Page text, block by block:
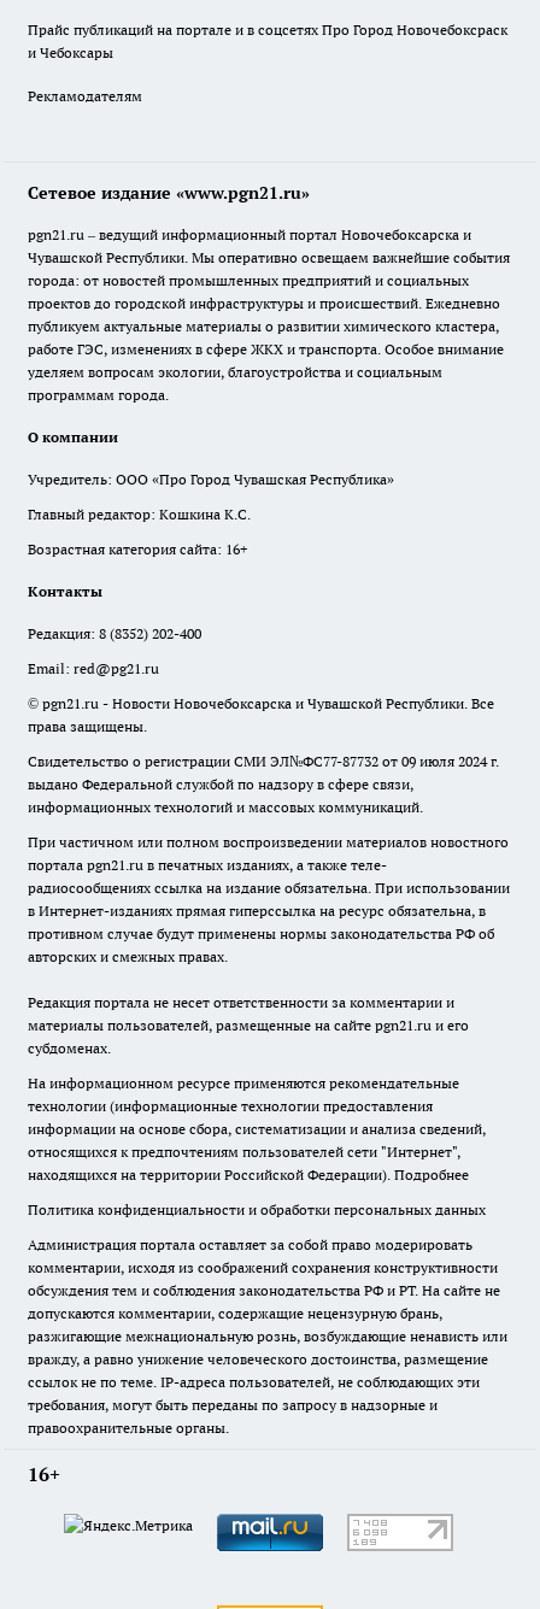
Прайс публикаций на портале и в соцсетях Про Город Новочебоксраск
и Чебоксары
Рекламодателям
Сетевое издание «www.pgn21.ru»
pgn21.ru – ведущий информационный портал Новочебоксарска и
Чувашской Республики. Мы оперативно освещаем важнейшие события
города: от новостей промышленных предприятий и социальных
проектов до городской инфраструктуры и происшествий. Ежедневно
публикуем актуальные материалы о развитии химического кластера,
работе ГЭС, изменениях в сфере ЖКХ и транспорта. Особое внимание
уделяем вопросам экологии, благоустройства и социальным
программам города.
О компании
Учредитель: ООО «Про Город Чувашская Республика»
Главный редактор: Кошкина К.С.
Возрастная категория сайта: 16+
Контакты
Редакция: 8 (8352) 202-400
Email: red@pg21.ru
© pgn21.ru - Новости Новочебоксарска и Чувашской Республики. Все
права защищены.
Свидетельство о регистрации СМИ ЭЛ№ФС77-87732 от 09 июля 2024 г.
выдано Федеральной службой по надзору в сфере связи,
информационных технологий и массовых коммуникаций.
При частичном или полном воспроизведении материалов новостного
портала pgn21.ru в печатных изданиях, а также теле-
радиосообщениях ссылка на издание обязательна. При использовании
в Интернет-изданиях прямая гиперссылка на ресурс обязательна, в
противном случае будут применены нормы законодательства РФ об
авторских и смежных правах.
Редакция портала не несет ответственности за комментарии и
материалы пользователей, размещенные на сайте pgn21.ru и его
субдоменах.
На информационном ресурсе применяются рекомендательные
технологии (информационные технологии предоставления
информации на основе сбора, систематизации и анализа сведений,
относящихся к предпочтениям пользователей сети "Интернет",
находящихся на территории Российской Федерации). Подробнее
Политика конфиденциальности и обработки персональных данных
Администрация портала оставляет за собой право модерировать
комментарии, исходя из соображений сохранения конструктивности
обсуждения тем и соблюдения законодательства РФ и РТ. На сайте не
допускаются комментарии, содержащие нецензурную брань,
разжигающие межнациональную рознь, возбуждающие ненависть или
вражду, а равно унижение человеческого достоинства, размещение
ссылок не по теме. IP-адреса пользователей, не соблюдающих эти
требования, могут быть переданы по запросу в надзорные и
правоохранительные органы.
16+